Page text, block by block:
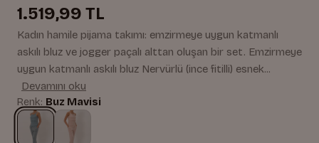
1.519,99 TL
Kadın hamile pijama takımı: emzirmeye uygun katmanlı
askılı bluz ve jogger paçalı alttan oluşan bir set. Emzirmeye
uygun katmanlı askılı bluz Nervürlü (ince fitilli) esnek...
Devamını oku
Renk: Buz Mavisi